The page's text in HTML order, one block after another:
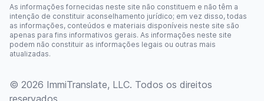
As informações fornecidas neste site não constituem e não têm a
intenção de constituir aconselhamento jurídico; em vez disso, todas
as informações, conteúdos e materiais disponíveis neste site são
apenas para fins informativos gerais. As informações neste site
podem não constituir as informações legais ou outras mais
atualizadas.
© 2026 ImmiTranslate, LLC. Todos os direitos
reservados.